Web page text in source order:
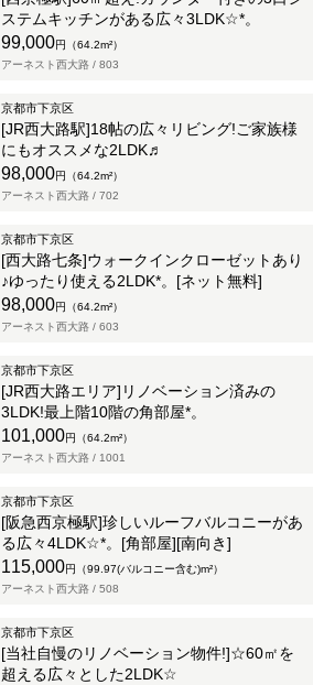
ステムキッチンがある広々3LDK☆*。
99,000円（64.2m²）
アーネスト西大路 / 803
京都市下京区
[JR西大路駅]18帖の広々リビング!ご家族様
にもオススメな2LDK♬
98,000円（64.2m²）
アーネスト西大路 / 702
京都市下京区
[西大路七条]ウォークインクローゼットあり
♪ゆったり使える2LDK*。[ネット無料]
98,000円（64.2m²）
アーネスト西大路 / 603
京都市下京区
[JR西大路エリア]リノベーション済みの
3LDK!最上階10階の角部屋*。
101,000円（64.2m²）
アーネスト西大路 / 1001
京都市下京区
[阪急西京極駅]珍しいルーフバルコニーがあ
る広々4LDK☆*。[角部屋][南向き]
115,000円（99.97(バルコニー含む)m²）
アーネスト西大路 / 508
京都市下京区
[当社自慢のリノベーション物件!]☆60㎡を
超える広々とした2LDK☆